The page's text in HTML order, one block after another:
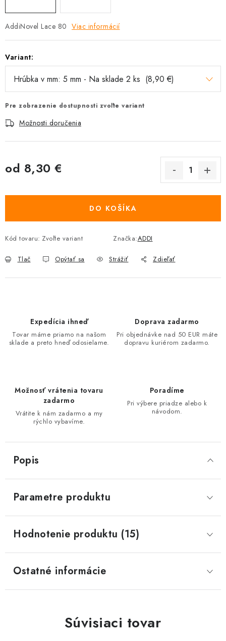
AddiNovel Lace 80 Viac informácií
Variant:
Pre zobrazenie dostupnosti zvoľte variant
Možnosti doručenia
od 8,30 €
DO KOŠÍKA
Kód tovaru: Zvoľte variant Značka:ADDI
Tlač Opýtať sa Strážiť Zdieľať
Expedícia ihneď
Tovar máme priamo na našom
sklade a preto hneď odosielame.
Doprava zadarmo
Pri objednávke nad 50 EUR máte
dopravu kuriérom zadarmo.
Možnosť vrátenia tovaru
zadarmo
Vrátite k nám zadarmo a my
rýchlo vybavíme.
Poradíme
Pri výbere priadze alebo k
návodom.
Popis
Parametre produktu
Hodnotenie produktu (15)
Ostatné informácie
Súvisiaci tovar